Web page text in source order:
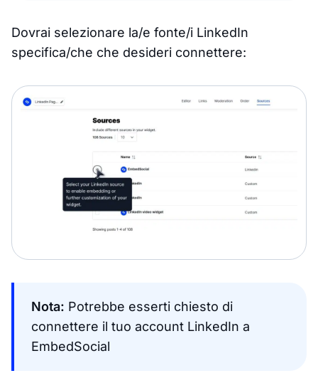
Dovrai selezionare la/e fonte/i LinkedIn
specifica/che che desideri connettere:
Nota: Potrebbe esserti chiesto di
connettere il tuo account LinkedIn a
EmbedSocial